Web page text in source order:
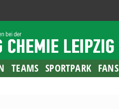
TEAMS SPORTPARK FANS